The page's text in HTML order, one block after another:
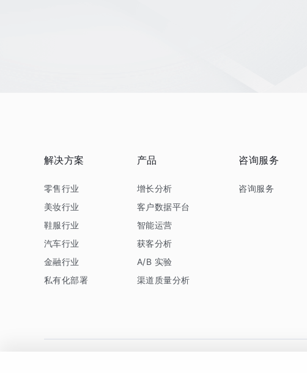
解决方案
零售行业
美妆行业
鞋服行业
汽车行业
金融行业
私有化部署
产品
增长分析
客户数据平台
智能运营
获客分析
A/B 实验
渠道质量分析
咨询服务
咨询服务